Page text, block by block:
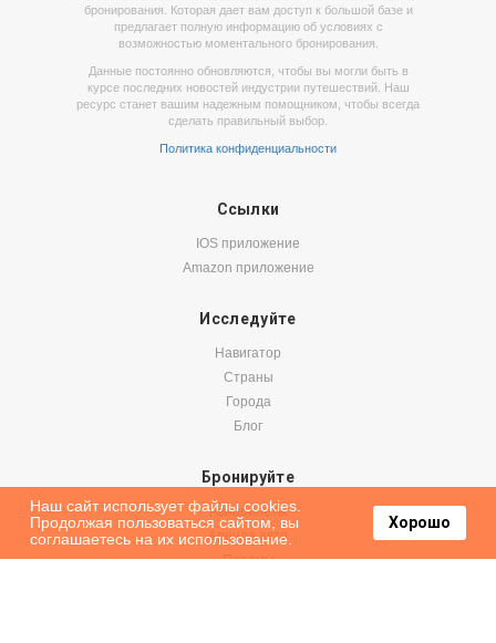
бронирования. Которая дает вам доступ к большой базе и
предлагает полную информацию об условиях с
возможностью моментального бронирования.
Данные постоянно обновляются, чтобы вы могли быть в
курсе последних новостей индустрии путешествий. Наш
ресурс станет вашим надежным помощником, чтобы всегда
сделать правильный выбор.
Политика конфиденциальности
Ссылки
IOS приложение
Amazon приложение
Исследуйте
Навигатор
Страны
Города
Блог
Бронируйте
Авиабилеты
Аренда авто
Паромы
Наш сайт использует файлы cookies.
Продолжая пользоваться сайтом, вы
соглашаетесь на их использование.
Хорошо